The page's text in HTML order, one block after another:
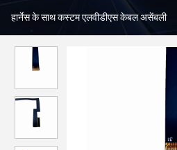
हार्नेस के साथ कस्टम एलवीडीएस केबल असेंबली